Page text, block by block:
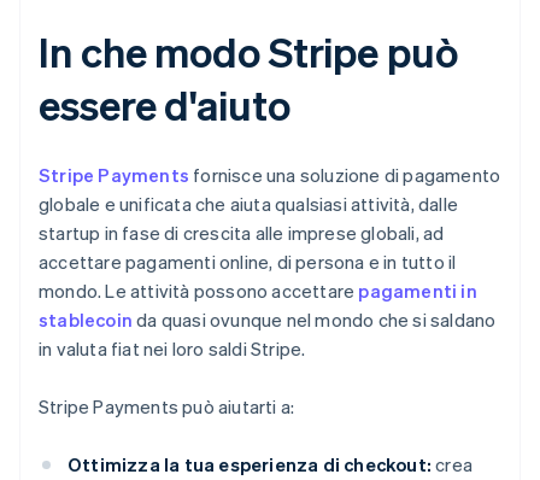
In che modo Stripe può
essere d'aiuto
Stripe Payments fornisce una soluzione di pagamento
globale e unificata che aiuta qualsiasi attività, dalle
startup in fase di crescita alle imprese globali, ad
accettare pagamenti online, di persona e in tutto il
mondo. Le attività possono accettare pagamenti in
stablecoin da quasi ovunque nel mondo che si saldano
in valuta fiat nei loro saldi Stripe.
Stripe Payments può aiutarti a:
Ottimizza la tua esperienza di checkout: crea